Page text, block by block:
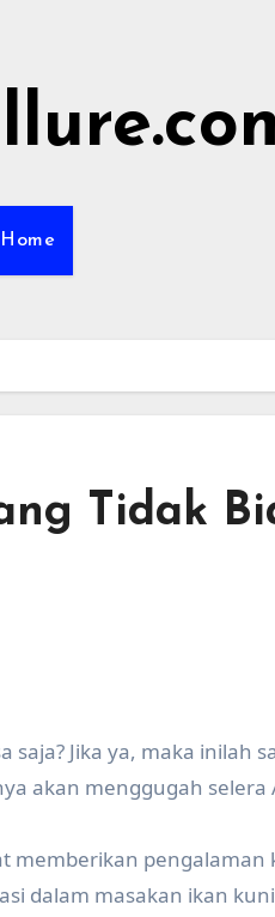
Home
Tidak
Jika ya, maka inilah
akan menggugah selera
memberikan pengalaman
dalam masakan ikan